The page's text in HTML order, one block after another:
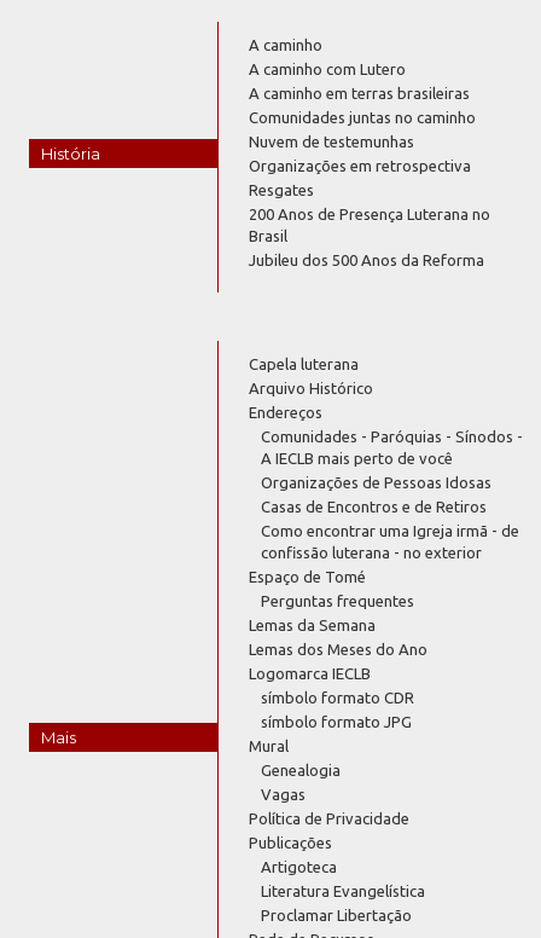
História
A caminho
A caminho com Lutero
A caminho em terras brasileiras
Comunidades juntas no caminho
Nuvem de testemunhas
Organizações em retrospectiva
Resgates
200 Anos de Presença Luterana no
Brasil
Jubileu dos 500 Anos da Reforma
Mais
Capela luterana
Arquivo Histórico
Endereços
Comunidades - Paróquias - Sínodos -
A IECLB mais perto de você
Organizações de Pessoas Idosas
Casas de Encontros e de Retiros
Como encontrar uma Igreja irmã - de
confissão luterana - no exterior
Espaço de Tomé
Perguntas frequentes
Lemas da Semana
Lemas dos Meses do Ano
Logomarca IECLB
símbolo formato CDR
símbolo formato JPG
Mural
Genealogia
Vagas
Política de Privacidade
Publicações
Artigoteca
Literatura Evangelística
Proclamar Libertação